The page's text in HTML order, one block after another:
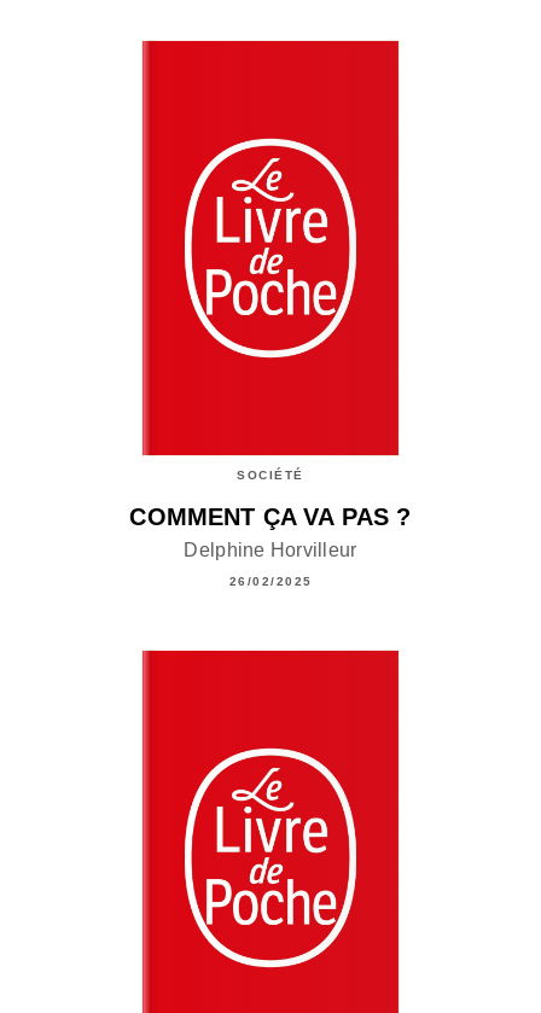
SOCIÉTÉ
COMMENT ÇA VA PAS ?
Delphine Horvilleur
26/02/2025